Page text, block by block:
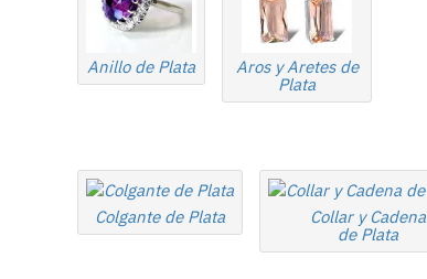
Anillo de Plata
Aros y Aretes de
Plata
Colgante de Plata
Collar y Cadena
de Plata